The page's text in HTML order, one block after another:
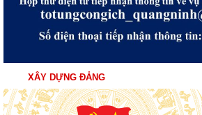
XÂY DỰNG ĐẢNG